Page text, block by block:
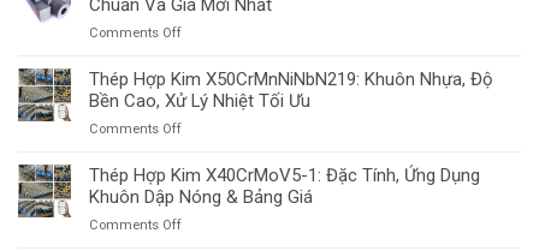
Chuẩn Và Giá Mới Nhất
Comments Offon
Hợp
Kim
X8Ni9:
Ứng
Dụng
LNG,
Thép Hợp Kim X50CrMnNiNbN219: Khuôn Nhựa, Độ
Bền Cao, Xử Lý Nhiệt Tối Ưu
Comments Offon
Hợp
Kim
X50CrMnNiNbN219:
Thép Hợp Kim X40CrMoV5-1: Đặc Tính, Ứng Dụng
Khuôn Dập Nóng & Bảng Giá
Comments Offon